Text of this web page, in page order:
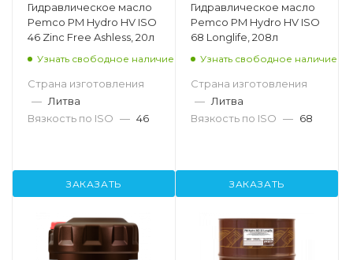
Гидравлическое масло
Pemco PM Hydro HV ISO
46 Zinc Free Ashless, 20л
Узнать свободное наличие
Страна изготовления
— Литва
Вязкость по ISO — 46
ЗАКАЗАТЬ
Гидравлическое масло
Pemco PM Hydro HV ISO
68 Longlife, 208л
Узнать свободное наличие
Страна изготовления
— Литва
Вязкость по ISO — 68
ЗАКАЗАТЬ